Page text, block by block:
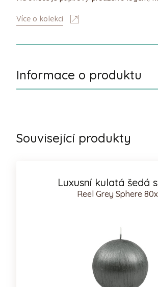
Více o kolekci
Informace o produktu
Související produkty
Luxusní kulatá šedá
Reel Grey Sphere